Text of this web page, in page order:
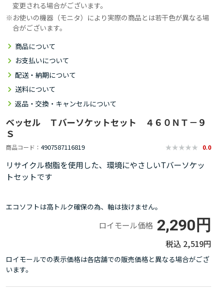
変更される場合がございます。
お使いの機器（モニタ）により実際の商品とは若干色が異なる場
合がございます。
商品について
お支払いについて
配送・納期について
送料について
返品・交換・キャンセルについて
ベッセル Ｔバーソケットセット ４６０ＮＴ－９
Ｓ
商品コード 4907587116819 0.0
リサイクル樹脂を使用した、環境にやさしいTバーソケッ
トセットです
エコソフトは高トルク確保の為、軸は抜けません。
ロイモール価格 2,290円
2,519円
ロイモールでの表示価格は各店舗での販売価格と異なる場合がござ
います。